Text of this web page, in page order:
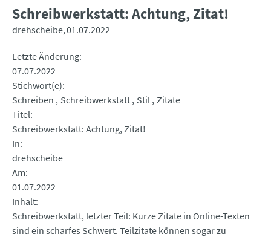
Schreibwerkstatt: Achtung, Zitat!
drehscheibe 01.07.2022
Letzte Änderung
07.07.2022
Stichwort(e)
Schreiben
Schreibwerkstatt Stil Zitate
Titel
Schreibwerkstatt: Achtung, Zitat!
In
drehscheibe
Am
01.07.2022
Inhalt
Schreibwerkstatt, letzter Teil: Kurze Zitate in Online-Texten
sind ein scharfes Schwert. Teilzitate können sogar zu